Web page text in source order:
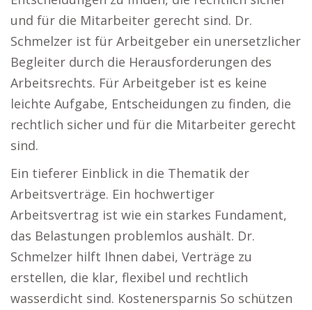
und für die Mitarbeiter gerecht sind. Dr.
Schmelzer ist für Arbeitgeber ein unersetzlicher
Begleiter durch die Herausforderungen des
Arbeitsrechts. Für Arbeitgeber ist es keine
leichte Aufgabe, Entscheidungen zu finden, die
rechtlich sicher und für die Mitarbeiter gerecht
sind.
Ein tieferer Einblick in die Thematik der
Arbeitsverträge. Ein hochwertiger
Arbeitsvertrag ist wie ein starkes Fundament,
das Belastungen problemlos aushält. Dr.
Schmelzer hilft Ihnen dabei, Verträge zu
erstellen, die klar, flexibel und rechtlich
wasserdicht sind. Kostenersparnis So schützen